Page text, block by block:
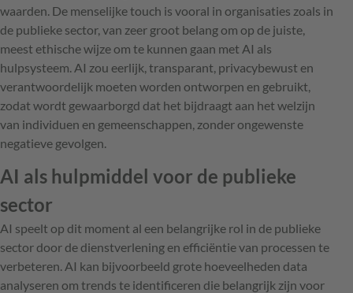
waarden. De menselijke touch is vooral in organisaties zoals in
de publieke sector, van zeer groot belang om op de juiste,
meest ethische wijze om te kunnen gaan met AI als
hulpsysteem. AI zou eerlijk, transparant, privacybewust en
verantwoordelijk moeten worden ontworpen en gebruikt,
zodat wordt gewaarborgd dat het bijdraagt aan het welzijn
van individuen en gemeenschappen, zonder ongewenste
negatieve gevolgen.
AI als hulpmiddel voor de publieke
sector
AI speelt op dit moment al een belangrijke rol in de publieke
sector door de dienstverlening en efficiëntie van processen te
verbeteren. AI kan bijvoorbeeld grote hoeveelheden data
analyseren om trends te identificeren die belangrijk zijn voor